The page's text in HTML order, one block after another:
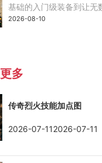
基础的入门级装备到让无
神器，每一件都承载着独
2026-08-10
更多
传奇烈火技能加点图
2026-07-112026-07-11